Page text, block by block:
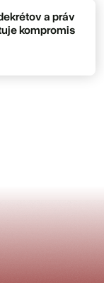
a práv
kompromis